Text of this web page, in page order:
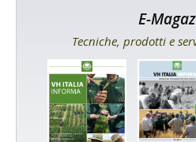
E-
Tecniche, prodotti e